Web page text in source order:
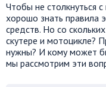
Чтобы не столкнуться
хорошо знать правила
средств. Но со
скутере и мотоцикле?
нужны? И кому может
мы рассмотрим эти